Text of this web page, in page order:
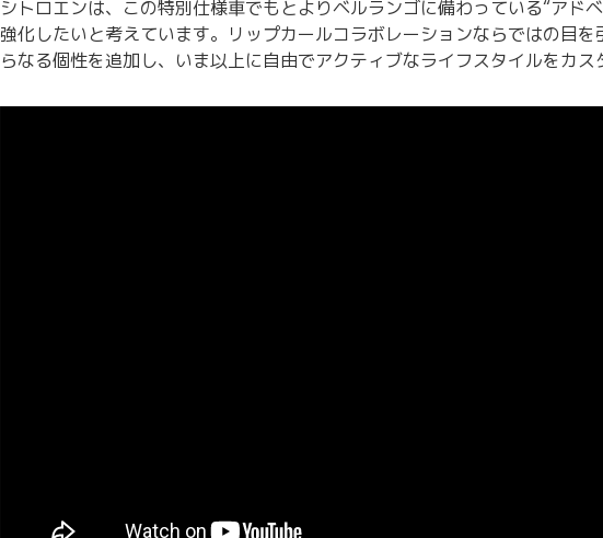
シトロエンは、この特別仕様車でもとよりベルランゴに備わっている“アド
強化したいと考えています。リップカールコラボレーションならではの目
らなる個性を追加し、いま以上に自由でアクティブなライフスタイルをカス